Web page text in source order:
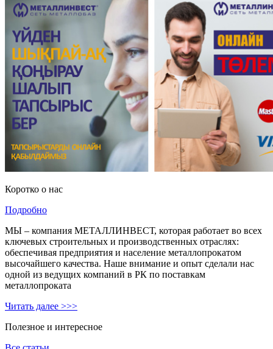
Коротко о нас
Подробно
МЫ – компания МЕТАЛЛИНВЕСТ, которая работает во всех
ключевых строительных и производственных отраслях:
обеспечивая предприятия и население металлопрокатом
высочайшего качества. Наше внимание и опыт сделали нас
одной из ведущих компаний в РК по поставкам
металлопроката
Читать далее >>>
Полезное и интересное